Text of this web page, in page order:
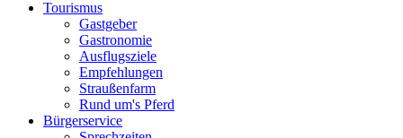
Tourismus
Gastgeber
Gastronomie
Ausflugsziele
Empfehlungen
Straußenfarm
Rund um's Pferd
Bürgerservice